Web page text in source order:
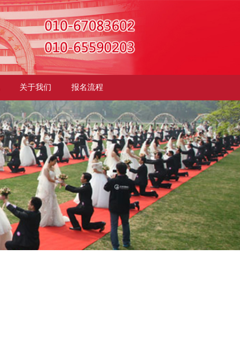
关于我们 报名流程